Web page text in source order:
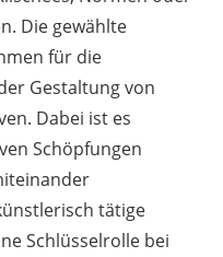
Die gewählte
für die
Gestaltung von
Dabei ist es
Schöpfungen
tätige
Schlüsselrolle bei